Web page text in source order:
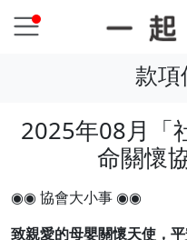
款
2025年08月「
命關懷
◉◉ 協會大小事 ◉◉
致親愛的母嬰關懷天使，平